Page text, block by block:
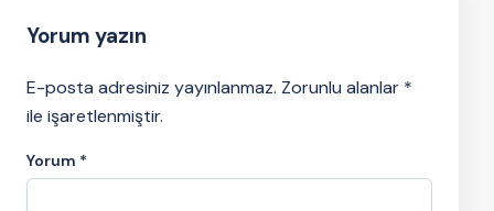
Yorum yazın
E-posta adresiniz yayınlanmaz. Zorunlu alanlar *
ile işaretlenmiştir.
Yorum *